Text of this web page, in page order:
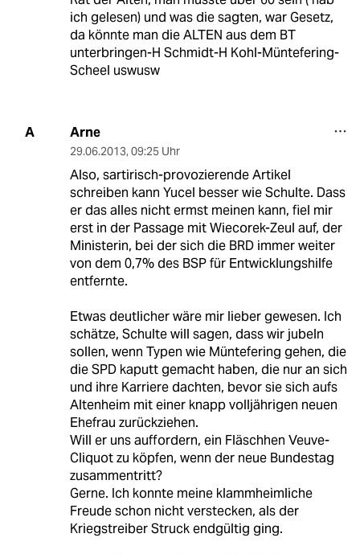
ich gelesen) und was die sagten, war Gesetz,
da könnte man die ALTEN aus dem BT
unterbringen-H Schmidt-H Kohl-Müntefering-
Scheel uswusw
A Arne
29.06.2013, 09:25 Uhr
Also, sartirisch-provozierende Artikel
schreiben kann Yucel besser wie Schulte. Dass
er das alles nicht ermst meinen kann, fiel mir
erst in der Passage mit Wiecorek-Zeul auf, der
Ministerin, bei der sich die BRD immer weiter
von dem 0,7% des BSP für Entwicklungshilfe
entfernte.
Etwas deutlicher wäre mir lieber gewesen. Ich
schätze, Schulte will sagen, dass wir jubeln
sollen, wenn Typen wie Müntefering gehen, die
die SPD kaputt gemacht haben, die nur an sich
und ihre Karriere dachten, bevor sie sich aufs
Altenheim mit einer knapp volljährigen neuen
Ehefrau zurückziehen.
Will er uns auffordern, ein Fläschhen Veuve-
Cliquot zu köpfen, wenn der neue Bundestag
zusammentritt?
Gerne. Ich konnte meine klammheimliche
Freude schon nicht verstecken, als der
Kriegstreiber Struck endgültig ging.